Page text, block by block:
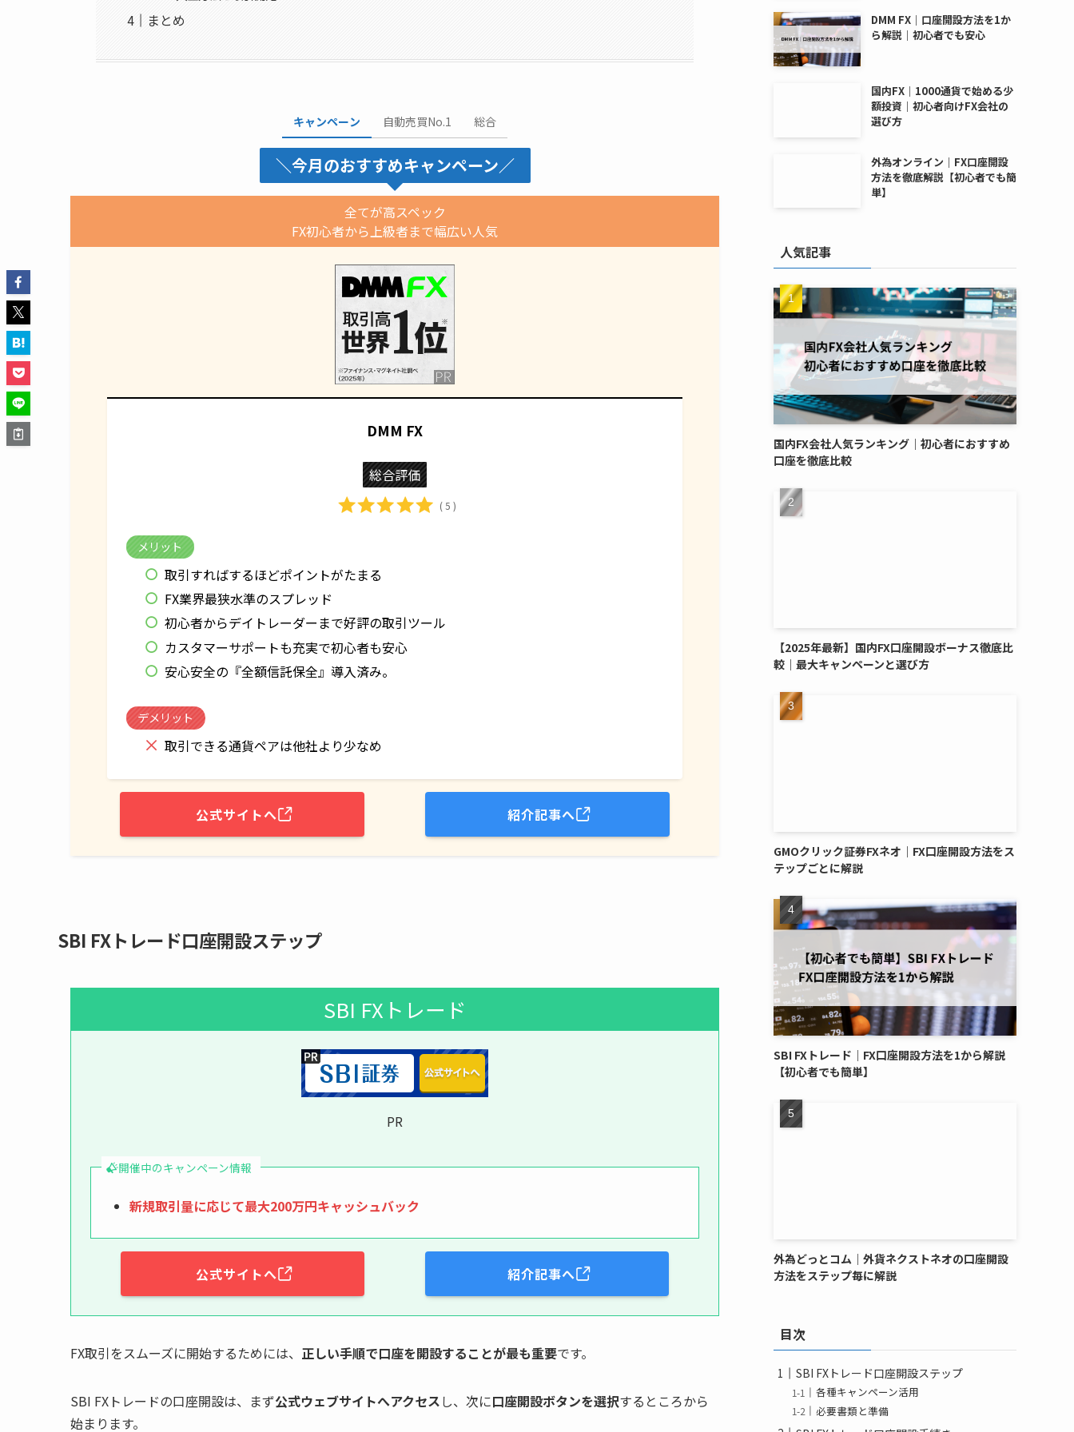
まとめ
キャンペーン 自動売買No.1 総合
＼今月のおすすめキャンペーン／
全てが高スペック
FX初心者から上級者まで幅広い人気
DMM FX
総合評価
( 5 )
メリット
取引すればするほどポイントがたまる
FX業界最狭水準のスプレッド
初心者からデイトレーダーまで好評の取引ツール
カスタマーサポートも充実で初心者も安心
安心安全の『全額信託保全』導入済み。
デメリット
取引できる通貨ペアは他社より少なめ
公式サイトへ 紹介記事へ
SBI FXトレード口座開設ステップ
SBI FXトレード
PR
開催中のキャンペーン情報
新規取引量に応じて最大200万円キャッシュバック
公式サイトへ 紹介記事へ
FX取引をスムーズに開始するためには、 正しい手順で口座を開設することが最も重要です。
SBI FXトレードの口座開設は、まず公式ウェブサイトへアクセスし、次に口座開設ボタンを選択するところから
始まります。
DMM FX｜口座開設方法を1か
ら解説｜初心者でも安心
国内FX｜1000通貨で始める少
額投資｜初心者向けFX会社の
選び方
外為オンライン｜FX口座開設
方法を徹底解説【初心者でも簡
単】
人気記事
国内FX会社人気ランキング｜初心者におすすめ
口座を徹底比較
【2025年最新】国内FX口座開設ボーナス徹底比
較｜最大キャンペーンと選び方
GMOクリック証券FXネオ｜FX口座開設方法をス
テップごとに解説
SBI FXトレード｜FX口座開設方法を1から解説
【初心者でも簡単】
外為どっとコム｜外貨ネクストネオの口座開設
方法をステップ毎に解説
目次
SBI FXトレード口座開設ステップ
各種キャンペーン活用
必要書類と準備